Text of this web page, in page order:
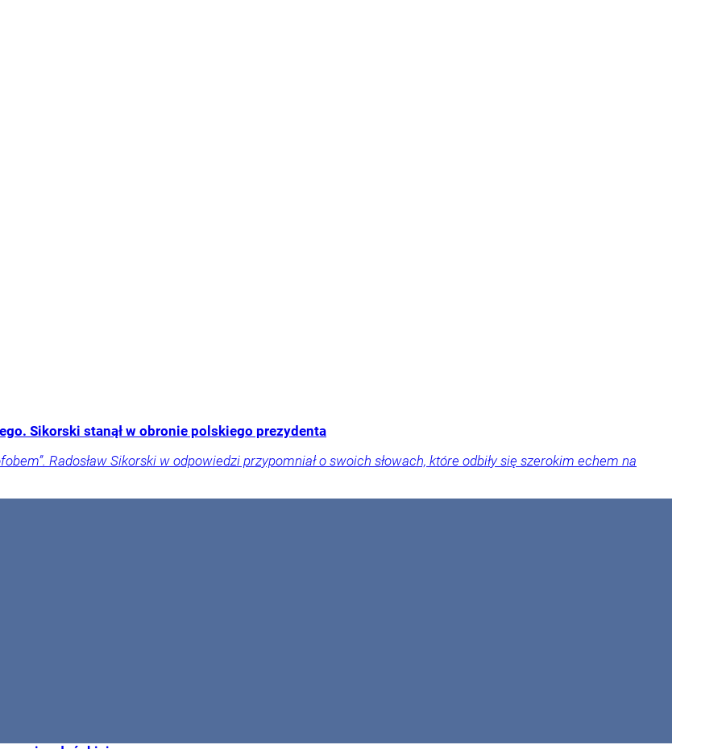
Sikorski stanął w obronie polskiego prezydenta
Radosław Sikorski w odpowiedzi przypomniał o swoich słowach, które odbiły się szerokim echem na